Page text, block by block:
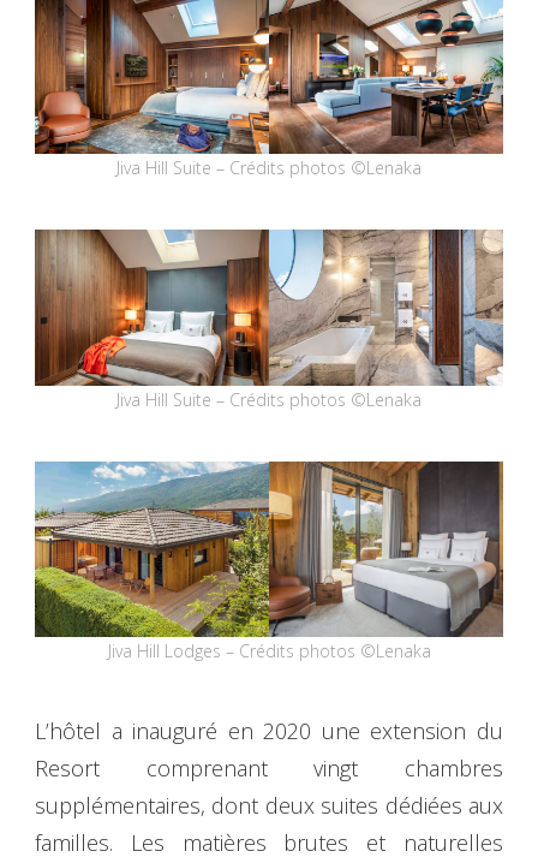
Jiva Hill Suite – Crédits photos ©Lenaka
Jiva Hill Suite – Crédits photos ©Lenaka
Jiva Hill Lodges – Crédits photos ©Lenaka
L’hôtel a inauguré en 2020 une extension du
Resort comprenant vingt chambres
supplémentaires, dont deux suites dédiées aux
familles. Les matières brutes et naturelles